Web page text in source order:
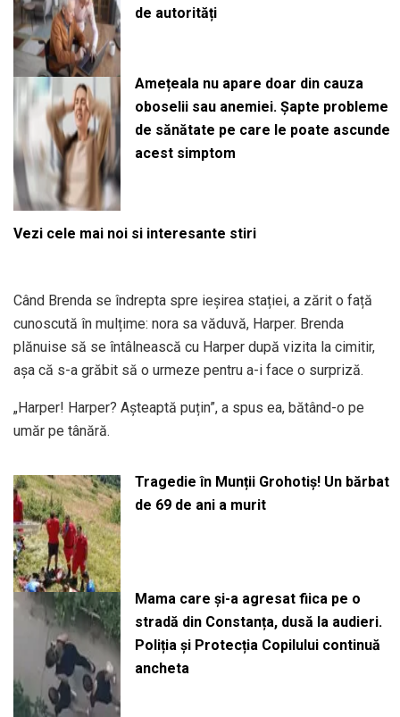
de autorități
Amețeala nu apare doar din cauza
oboselii sau anemiei. Șapte probleme
de sănătate pe care le poate ascunde
acest simptom
Vezi cele mai noi si interesante stiri
Când Brenda se îndrepta spre ieșirea stației, a zărit o față
cunoscută în mulțime: nora sa văduvă, Harper. Brenda
plănuise să se întâlnească cu Harper după vizita la cimitir,
așa că s-a grăbit să o urmeze pentru a-i face o surpriză.
„Harper! Harper? Așteaptă puțin”, a spus ea, bătând-o pe
umăr pe tânără.
Tragedie în Munții Grohotiș! Un bărbat
de 69 de ani a murit
Mama care și-a agresat fiica pe o
stradă din Constanța, dusă la audieri.
Poliția și Protecția Copilului continuă
ancheta